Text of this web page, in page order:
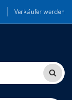
Verkäufer werden